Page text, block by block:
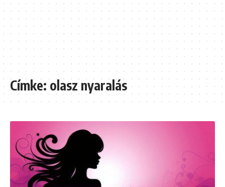
Címke:olasz nyaralás